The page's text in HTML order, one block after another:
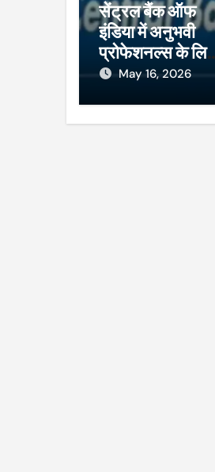
सेंट्रल बैंक ऑफ
इंडिया में अनुभवी
प्रोफेशनल्स के लिए
मौका, 17 मई लास्ट
May 16, 2026